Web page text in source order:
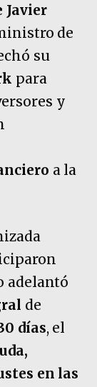
Javier
de
su
para
y
a la
adelantó
de
días, el
en las